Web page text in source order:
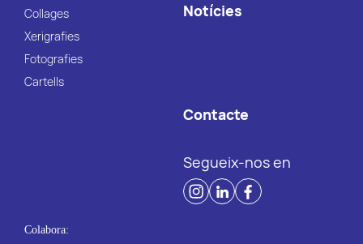
Collages
Xerigrafies
Fotografies
Cartells
Notícies
Contacte
Segueix-nos en